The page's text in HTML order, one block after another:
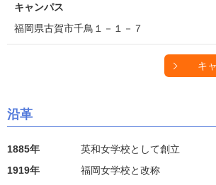
キャンパス
福岡県古賀市千鳥１－１－７
キ
沿革
1885年
英和女学校として創立
1919年
福岡女学校と改称